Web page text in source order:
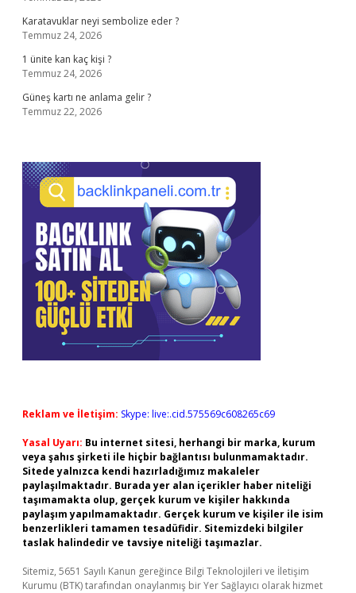
Karatavuklar neyi sembolize eder ?
Temmuz 24, 2026
1 ünite kan kaç kişi ?
Temmuz 24, 2026
Güneş kartı ne anlama gelir ?
Temmuz 22, 2026
Reklam ve İletişim: Skype: live:.cid.575569c608265c69
Yasal Uyarı: Bu internet sitesi, herhangi bir marka, kurum
veya şahıs şirketi ile hiçbir bağlantısı bulunmamaktadır.
Sitede yalnızca kendi hazırladığımız makaleler
paylaşılmaktadır. Burada yer alan içerikler haber niteliği
taşımamakta olup, gerçek kurum ve kişiler hakkında
paylaşım yapılmamaktadır. Gerçek kurum ve kişiler ile isim
benzerlikleri tamamen tesadüfidir. Sitemizdeki bilgiler
taslak halindedir ve tavsiye niteliği taşımazlar.
Sitemiz, 5651 Sayılı Kanun gereğince Bilgi Teknolojileri ve İletişim
Kurumu (BTK) tarafından onaylanmış bir Yer Sağlayıcı olarak hizmet